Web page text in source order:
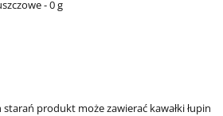
- 0 g
produkt może zawierać kawałki łupin